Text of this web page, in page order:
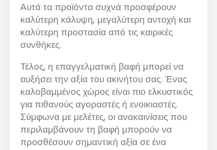
Αυτά τα προϊόντα συχνά προσφέρουν
καλύτερη κάλυψη, μεγαλύτερη αντοχή και
καλύτερη προστασία από τις καιρικές
συνθήκες.
Τέλος, η επαγγελματική βαφή μπορεί να
αυξήσει την αξία του ακινήτου σας. Ένας
καλοβαμμένος χώρος είναι πιο ελκυστικός
για πιθανούς αγοραστές ή ενοικιαστές.
Σύμφωνα με μελέτες, οι ανακαινίσεις που
περιλαμβάνουν τη βαφή μπορούν να
προσθέσουν σημαντική αξία σε ένα